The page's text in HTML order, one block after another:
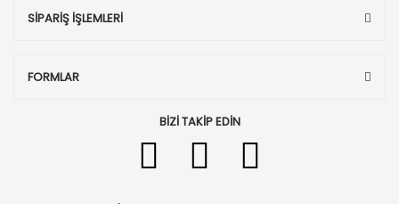
SİPARİŞ İŞLEMLERİ
FORMLAR
BİZİ TAKİP EDİN